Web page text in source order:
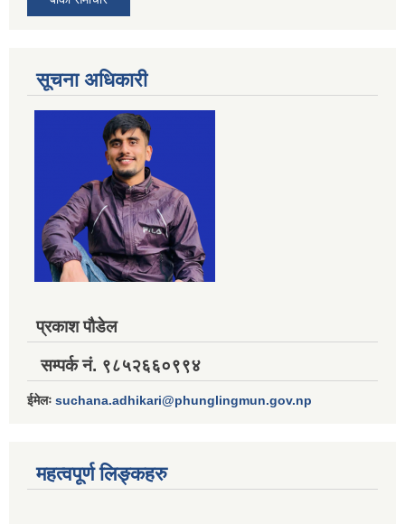
सूचना अधिकारी
प्रकाश पौडेल
सम्पर्क नं. ९८५२६६०९९४
ईमेलः suchana.adhikari@phunglingmun.gov.np
महत्वपूर्ण लिङ्कहरु